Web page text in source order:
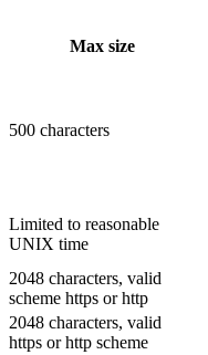
Max size
500 characters
Limited to reasonable
UNIX time
2048 characters, valid
scheme https or http
2048 characters, valid
https or http scheme